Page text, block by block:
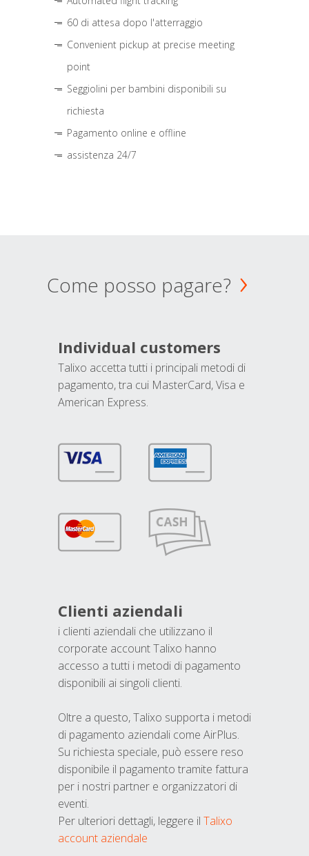
60 di attesa dopo l'atterraggio
Convenient pickup at precise meeting
point
Seggiolini per bambini disponibili su
richiesta
Pagamento online e offline
assistenza 24/7
Come posso pagare?
Individual customers
Talixo accetta tutti i principali metodi di
pagamento, tra cui MasterCard, Visa e
American Express.
Clienti aziendali
i clienti aziendali che utilizzano il
corporate account Talixo hanno
accesso a tutti i metodi di pagamento
disponibili ai singoli clienti.
Oltre a questo, Talixo supporta i metodi
di pagamento aziendali come AirPlus.
Su richiesta speciale, può essere reso
disponibile il pagamento tramite fattura
per i nostri partner e organizzatori di
eventi.
Per ulteriori dettagli, leggere il Talixo
account aziendale